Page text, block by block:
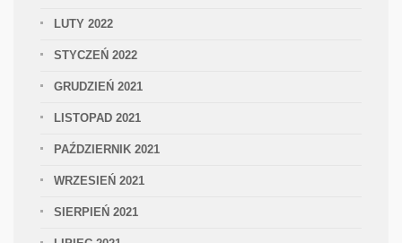
LUTY 2022
STYCZEŃ 2022
GRUDZIEŃ 2021
LISTOPAD 2021
PAŹDZIERNIK 2021
WRZESIEŃ 2021
SIERPIEŃ 2021